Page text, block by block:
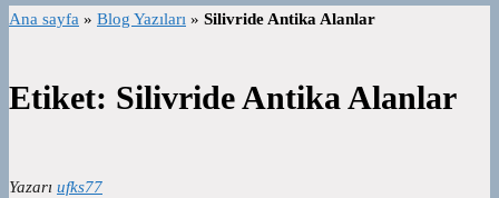
Ana sayfa » Blog Yazıları » Silivride Antika Alanlar
Etiket: Silivride Antika Alanlar
Yazarı ufks77